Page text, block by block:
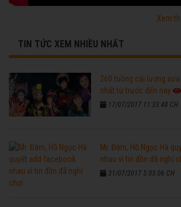
Xem
TIN TỨC XEM NHIỀU NHẤT
260 tuồng cải lương
nhất từ trước đến nay
17/07/2017 11:33:48 CH
Mr. Đàm, Hồ Ngọc Hà
nhau vì tin đồn đã nghỉ
31/07/2017 5:03:06 CH